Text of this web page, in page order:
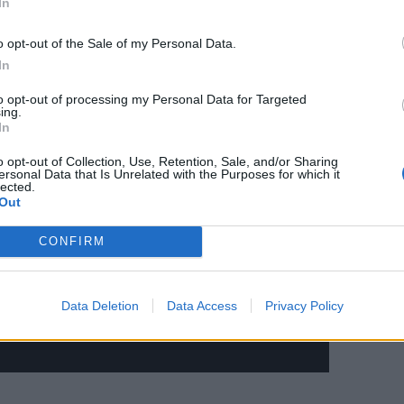
opt-out of the Sale of my Personal Data.
opt-out of processing my Personal Data for Targeted
opt-out of Collection, Use, Retention, Sale, and/or Sharing
Data that Is Unrelated with the Purposes for which it
CONFIRM
Data Deletion Data Access Privacy Policy
Κλίβελαντ Καβαλίερς το 2003 και
Όταν όμως μετακόμισε στο Μαϊάμι το
το
τρομακτικές superteams που γνώρισε
23, ενώ το 2021 το 6 έκανε
όταν είσαι ο LeBron, μπορείς να
brand. Τώρα να δούμε τι θα φορέσει,